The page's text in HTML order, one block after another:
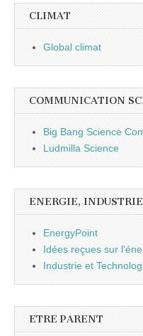
CLIMAT
Global climat
COMMUNICATION
Big Bang Science
Ludmilla Science
ENERGIE,
EnergyPoint
Idées reçues sur
Industrie et
ETRE PARENT